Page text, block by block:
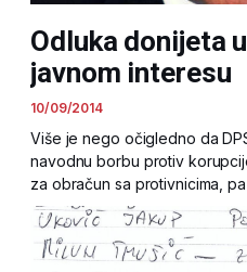
Odluka donijeta
javnom interesu
10/09/2014
Više je nego očigledno da
navodnu borbu protiv
za obračun sa protivnicima,